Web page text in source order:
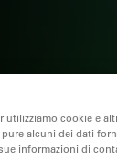
utilizziamo cookie e
alcuni dei dati
informazioni di